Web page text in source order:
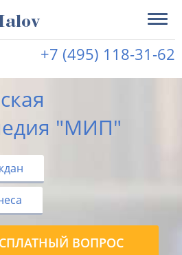
alov
+7 (495) 118-31-62
"МИП"
ВОПРОС